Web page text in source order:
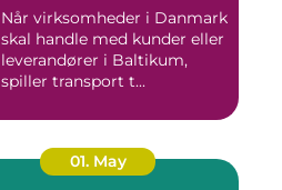
Når virksomheder i Danmark
skal handle med kunder eller
leverandører i Baltikum,
spiller transport t...
01. May